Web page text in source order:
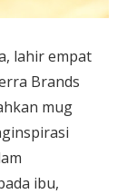
lahir empat
Brands
mug
ibu,